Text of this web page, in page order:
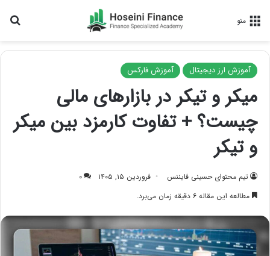
منو
آموزش ارز دیجیتال آموزش فارکس
میکر و تیکر در بازارهای مالی
چیست؟ + تفاوت کارمزد بین میکر
و تیکر
تیم محتوای حسینی‌ فایننس فروردین ۱۵, ۱۴۰۵
۰
مطالعه این مقاله ۶ دقیقه زمان می‌برد.